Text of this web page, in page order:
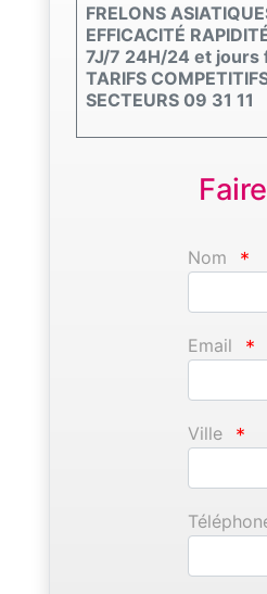
FRELONS
EFFICACITÉ
7J/7 24H/24 et jours
TARIFS
SECTEURS 09 31 11
Nom *
Email *
Ville *